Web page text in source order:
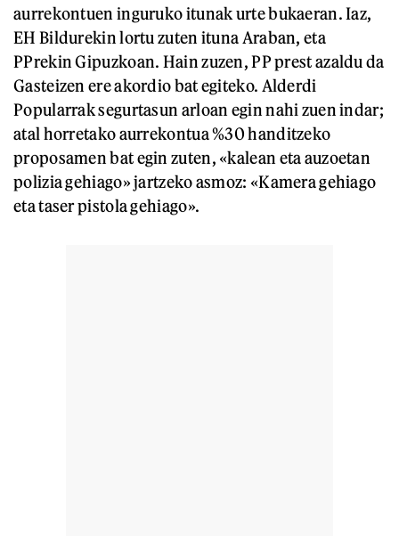
aurrekontuen inguruko itunak urte bukaeran. Iaz,
EH Bildurekin lortu zuten ituna Araban, eta
PPrekin Gipuzkoan. Hain zuzen, PP prest azaldu da
Gasteizen ere akordio bat egiteko. Alderdi
Popularrak segurtasun arloan egin nahi zuen indar;
atal horretako aurrekontua %30 handitzeko
proposamen bat egin zuten, «kalean eta auzoetan
polizia gehiago» jartzeko asmoz: «Kamera gehiago
eta taser pistola gehiago».